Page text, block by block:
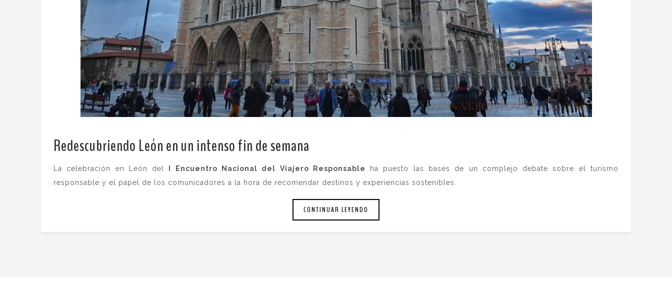
Redescubriendo León en un intenso fin de semana
La celebración en León del I Encuentro Nacional del Viajero Responsable
ha puesto las bases de un complejo debate sobre el turismo
responsable y el papel de los comunicadores a la hora de recomendar destinos y experiencias sostenibles.
CONTINUAR LEYENDO